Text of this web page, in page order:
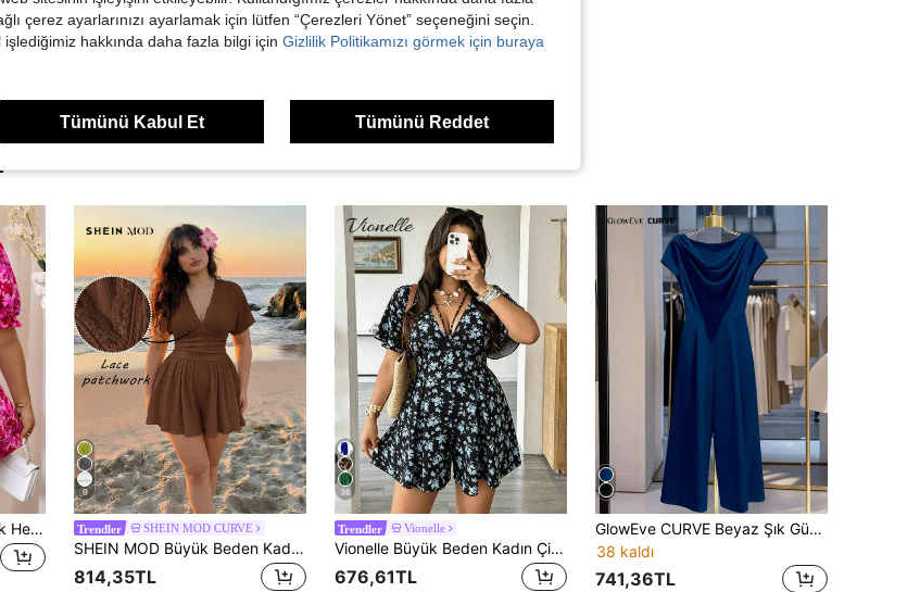
SHEIN Unity Fermuar Çiçek Her Yerde Baskı boho Artı Beden Tulumlar
9
Trendler SHEIN MOD CURVE
SHEIN MOD Büyük Beden Kadın V Yaka Dantel Detaylı Yarasa Kollu Tulum, Kayısı Rengi, Günlük Giyim
814,35TL
36
Trendler Vionelle
Vionelle Büyük Beden Kadın Çiçek Desenli Günlük Çok Amaçlı Tulum, İlkbahar/Yaz
676,61TL
GlowEve CURVE Beyaz Şık Günlük Kullanım İçin Rahat Büyük Beden Tulum
38 kaldı
741,36TL
çerez ayarlarınızı ayarlamak için lütfen “Çerezleri Yönet” seçeneğini seçin.
işlediğimiz hakkında daha fazla bilgi için Gizlilik Politikamızı görmek için buraya
Tümünü Kabul Et Tümünü Reddet